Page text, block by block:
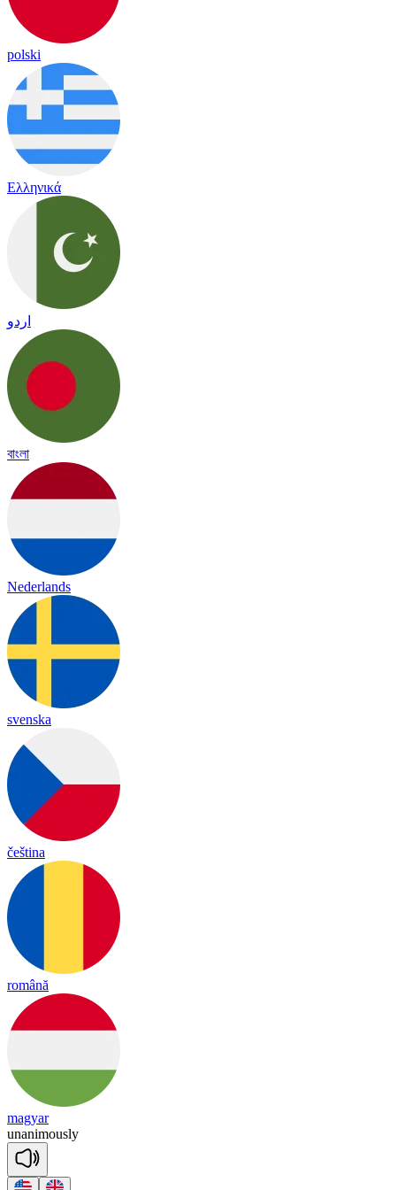
polski
Ελληνικά
اردو
বাংলা
Nederlands
svenska
čeština
română
magyar
unanimously